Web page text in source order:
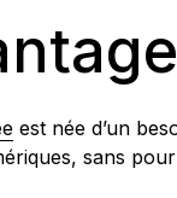
est née d’un
sans